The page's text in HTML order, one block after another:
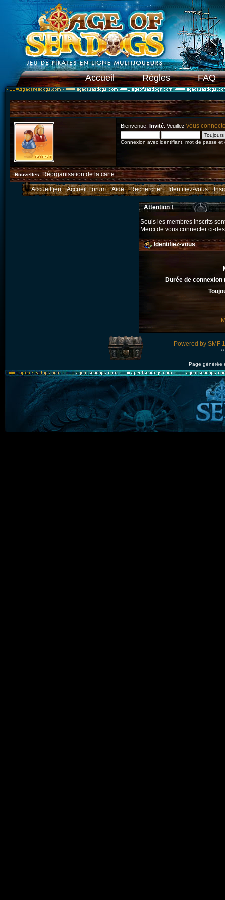
Accueil Règles FAQ
Bienvenue, Invité . Veuillez vous
Connexion avec identifiant, mot de passe et
Nouvelles: Réorganisation de la carte
Accueil jeu::Accueil Forum::Aide::Rechercher::Identifiez-vous::
Attention !
Seuls les membres inscrits
Merci de vous connecter ci-
Identifiez-vous
Durée de connexion
Powered by SMF
Page générée